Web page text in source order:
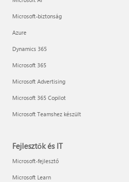
Microsoft-biztonság
Azure
Dynamics 365
Microsoft 365
Microsoft Advertising
Microsoft 365 Copilot
Microsoft Teamshez készült
Fejlesztők és IT
Microsoft-fejlesztő
Microsoft Learn